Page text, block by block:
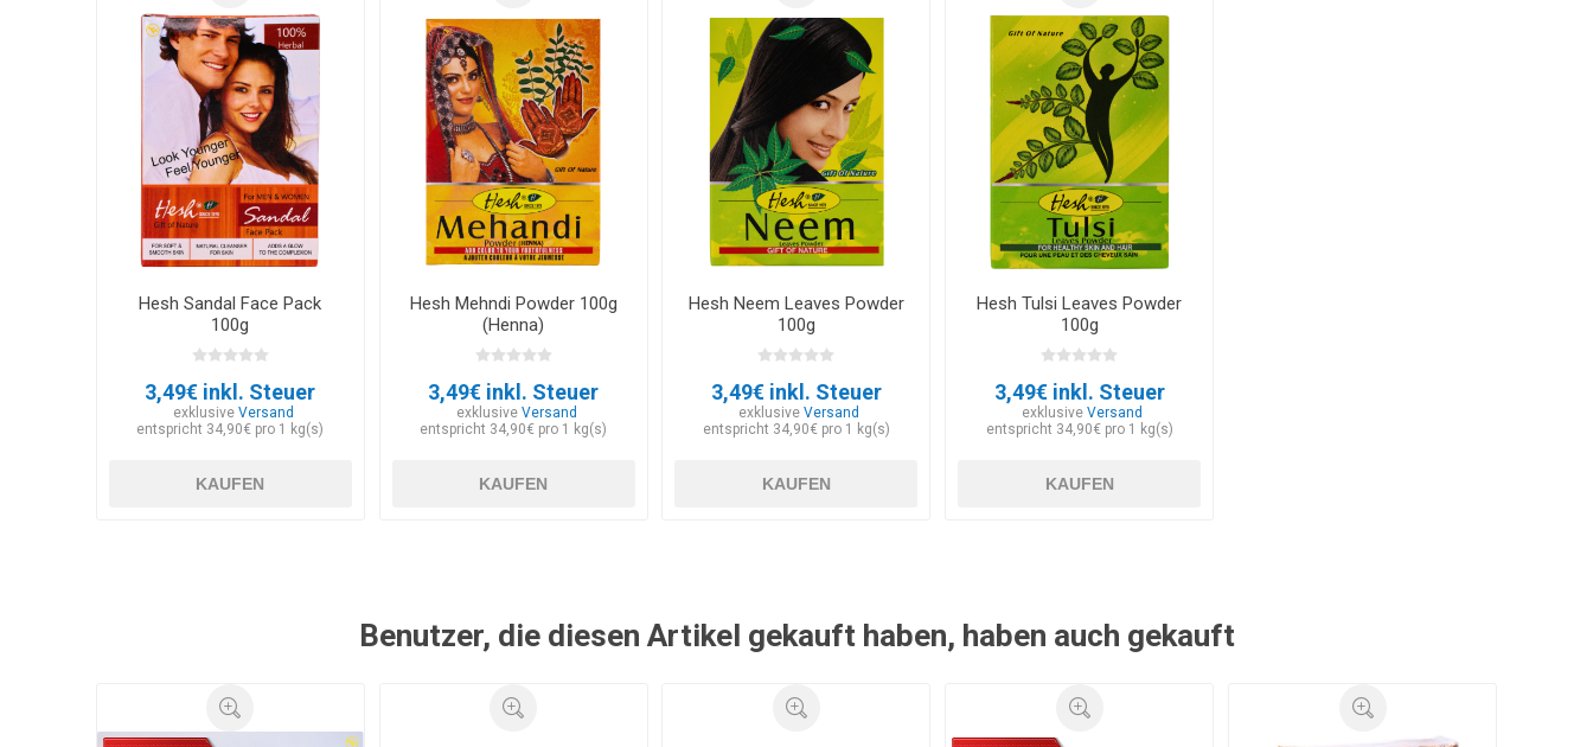
Hesh Sandal Face Pack
100g
3,49€ inkl. Steuer
exklusive Versand
entspricht 34,90€ pro 1 kg(s)
KAUFEN
Hesh Mehndi Powder 100g
(Henna)
3,49€ inkl. Steuer
exklusive Versand
entspricht 34,90€ pro 1 kg(s)
KAUFEN
Hesh Neem Leaves Powder
100g
3,49€ inkl. Steuer
exklusiveVersand
entspricht 34,90€ pro 1 kg(s)
KAUFEN
Hesh Tulsi Leaves Powder
100g
3,49€ inkl. Steuer
exklusiveVersand
entspricht 34,90€ pro 1 kg(s)
KAUFEN
Benutzer, die diesen Artikel gekauft haben, haben auch gekauft